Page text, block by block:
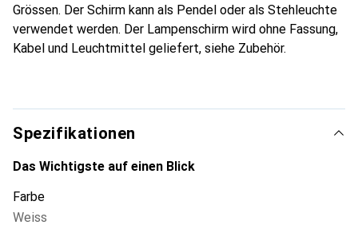
Grössen. Der Schirm kann als Pendel oder als Stehleuchte
verwendet werden. Der Lampenschirm wird ohne Fassung,
Kabel und Leuchtmittel geliefert, siehe Zubehör.
Spezifikationen
Das Wichtigste auf einen Blick
Farbe
Weiss